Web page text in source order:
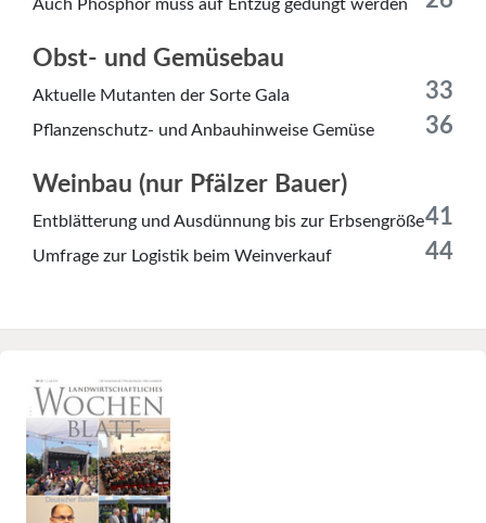
Auch Phosphor muss auf Entzug gedüngt werden
Obst- und Gemüsebau
Aktuelle Mutanten der Sorte Gala 33
Pflanzenschutz- und Anbauhinweise Gemüse 36
Weinbau (nur Pfälzer Bauer)
Entblätterung und Ausdünnung bis zur Erbsengröße41
Umfrage zur Logistik beim Weinverkauf 44